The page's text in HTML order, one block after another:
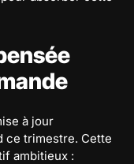
à jour
ce trimestre. Cette
ambitieux :